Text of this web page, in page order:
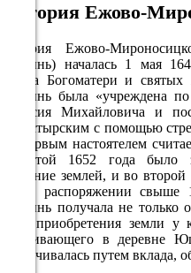
227°
09.08
03:00
16.1°
759
74%
229°
История Ежово-
История Ежово-
пустынь) началась 1 мая
образа Богоматери и
пустынь была «учреждена
Алексия Михайловича и
монастырским с помощью
Ее первым настоятелем
грамотой 1652 года было
владение землей, и во
своем распоряжении
пустынь получала не
факт приобретения земли
проживающего в деревне
увеличивалась путем вклада,